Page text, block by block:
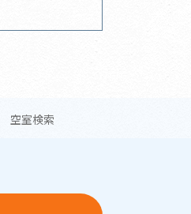
空室検索